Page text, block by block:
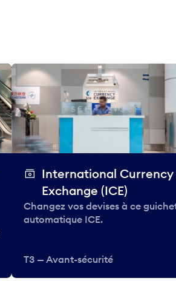
International Currency
Exchange (ICE)
Changez vos devises à ce
automatique ICE.
T3 — Avant-sécurité